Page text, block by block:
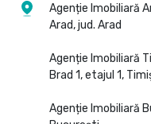
Agenție Imobiliară
Arad, jud. Arad
Agenție Imobiliară
Brad 1, etajul 1,
Agenție Imobiliară